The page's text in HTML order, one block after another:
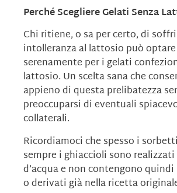
Perché Scegliere Gelati Senza
Chi ritiene, o sa per certo, di
intolleranza al lattosio può optare
serenamente per i gelati
lattosio. Un scelta sana che
appieno di questa prelibatezza
preoccuparsi di eventuali
collaterali.
Ricordiamoci che spesso i
sempre i ghiaccioli sono realizzati
d’acqua e non contengono
o derivati già nella ricetta